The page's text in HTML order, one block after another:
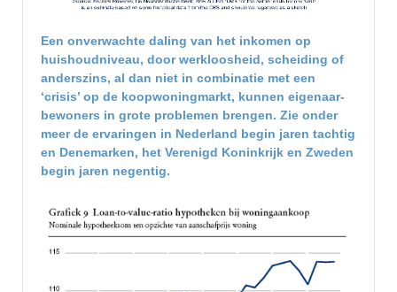
Een onverwachte daling van het inkomen op
huishoudniveau, door werkloosheid, scheiding of
anderszins, al dan niet in combinatie met een
‘crisis’ op de koopwoningmarkt, kunnen eigenaar-
bewoners in grote problemen brengen. Zie onder
meer de ervaringen in Nederland begin jaren tachtig
en Denemarken, het Verenigd Koninkrijk en Zweden
begin jaren negentig.